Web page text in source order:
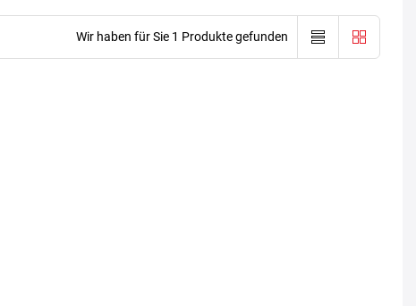
Wir haben für Sie 1 Produkte gefunden